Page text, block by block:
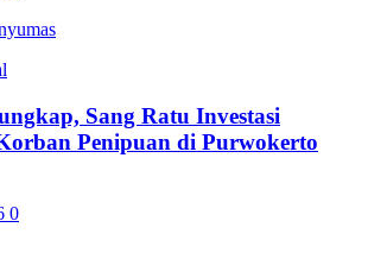
Sang Ratu Investasi
Penipuan di Purwokerto
0